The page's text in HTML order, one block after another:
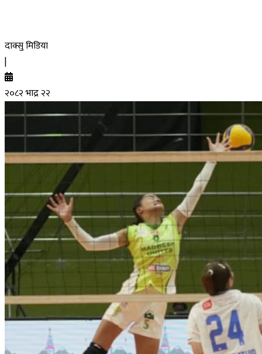
दाक्सु मिडिया
|
२०८२ भाद्र २२